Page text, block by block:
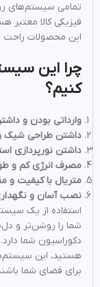
تمامی سیستم‌های
فیزیکی کالا معتبر
این محصولات راحت
چرا این
کنیم؟
وارداتی بودن و
داشتن طراحی شیک
داشتن نورپردازی
مصرف انرژی کم و
متریال با کیفیت و
نصب آسان و
استفاده از یک
شما را روشن‌تر و
دکوراسیون شما
هستید، این
برای فضای شما